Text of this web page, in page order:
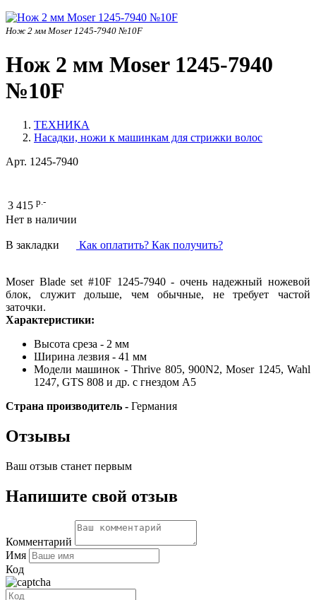
Нож 2 мм Moser 1245-7940 №10F
Нож 2 мм Moser 1245-7940
№10F
ТЕХНИКА
Насадки, ножи к машинкам для стрижки волос
Арт. 1245-7940
3 415 р.-
Нет в наличии
В закладки Как оплатить? Как получить?
Moser Blade set #10F 1245-7940 - очень надежный ножевой
блок, служит дольше, чем обычные, не требует частой
заточки.
Характеристики:
Высота среза - 2 мм
Ширина лезвия - 41 мм
Модели машинок - Thrive 805, 900N2, Moser 1245, Wahl
1247, GTS 808 и др. с гнездом А5
Страна производитель - Германия
Отзывы
Ваш отзыв станет первым
Напишите свой отзыв
Комментарий
Имя
Код